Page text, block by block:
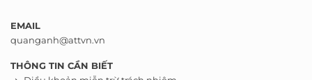
EMAIL
quanganh@attvn.vn
THÔNG TIN CẦN BIẾT